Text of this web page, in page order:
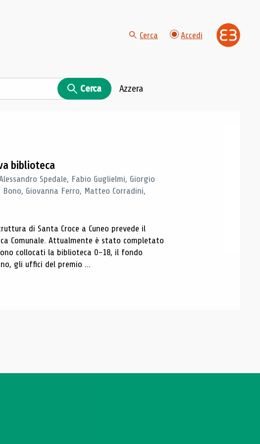
Cerca Accedi
Cerca Azzera
biblioteca
Spedale, Fabio Guglielmi, Giorgio
Giovanna Ferro, Matteo Corradini,
di Santa Croce a Cuneo prevede il
Comunale. Attualmente è stato completato
collocati la biblioteca 0-18, il fondo
gli uffici del premio ...